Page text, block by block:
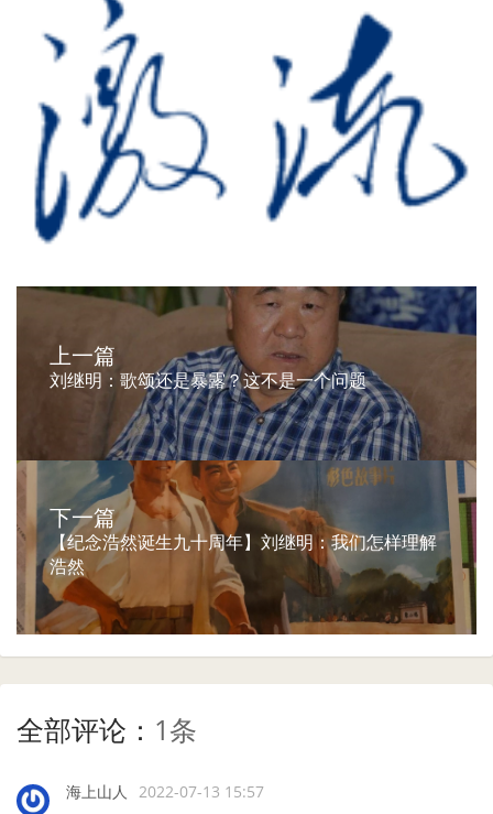
上一篇
刘继明：歌颂还是暴露？这不是一个问题
下一篇
【纪念浩然诞生九十周年】刘继明：我们怎样理解
浩然
全部评论： 1条
海上山人 2022-07-13 15:57